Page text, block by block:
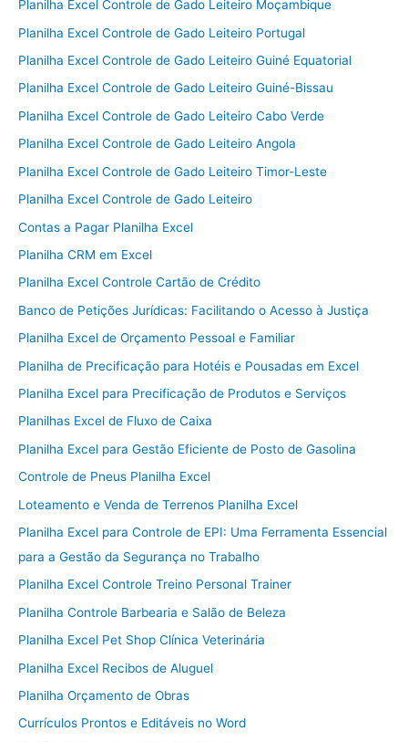
Planilha Excel Controle de Gado Leiteiro Moçambique
Planilha Excel Controle de Gado Leiteiro Portugal
Planilha Excel Controle de Gado Leiteiro Guiné Equatorial
Planilha Excel Controle de Gado Leiteiro Guiné-Bissau
Planilha Excel Controle de Gado Leiteiro Cabo Verde
Planilha Excel Controle de Gado Leiteiro Angola
Planilha Excel Controle de Gado Leiteiro Timor-Leste
Planilha Excel Controle de Gado Leiteiro
Contas a Pagar Planilha Excel
Planilha CRM em Excel
Planilha Excel Controle Cartão de Crédito
Banco de Petições Jurídicas: Facilitando o Acesso à Justiça
Planilha Excel de Orçamento Pessoal e Familiar
Planilha de Precificação para Hotéis e Pousadas em Excel
Planilha Excel para Precificação de Produtos e Serviços
Planilhas Excel de Fluxo de Caixa
Planilha Excel para Gestão Eficiente de Posto de Gasolina
Controle de Pneus Planilha Excel
Loteamento e Venda de Terrenos Planilha Excel
Planilha Excel para Controle de EPI: Uma Ferramenta Essencial
para a Gestão da Segurança no Trabalho
Planilha Excel Controle Treino Personal Trainer
Planilha Controle Barbearia e Salão de Beleza
Planilha Excel Pet Shop Clínica Veterinária
Planilha Excel Recibos de Aluguel
Planilha Orçamento de Obras
Currículos Prontos e Editáveis no Word